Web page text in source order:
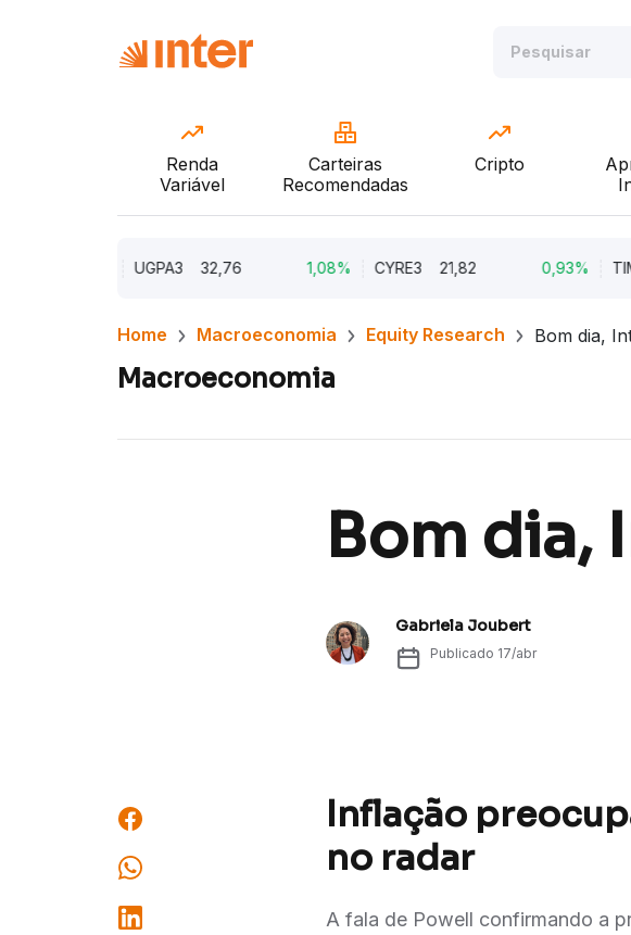
Renda
Variável
Carteiras
Recomendadas
Cripto
UGPA3 32,76 1,08% CYRE3 21,82 0,93% TIMS3
Home Macroeconomia Equity Research Bom dia,
Macroeconomia
Bom dia,
Gabriela Joubert
Publicado 17/abr
Inflação
no radar
A fala de Powell confirmando a